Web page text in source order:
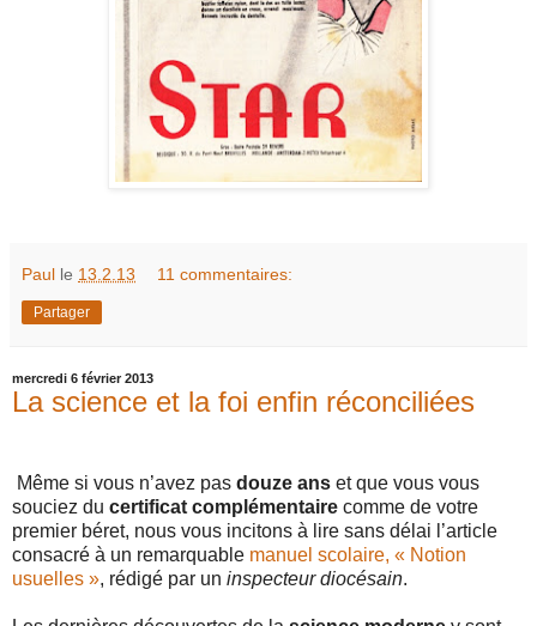
Paul le 13.2.13 11 commentaires:
Partager
mercredi 6 février 2013
La science et la foi enfin réconciliées
Même si vous n’avez pas douze ans et que vous vous
souciez du certificat complémentaire comme de votre
premier béret, nous vous incitons à lire sans délai l’article
consacré à un remarquable manuel scolaire, « Notion
usuelles », rédigé par un inspecteur diocésain.